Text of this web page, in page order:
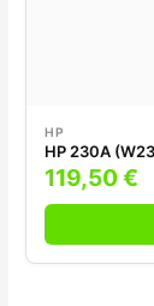
HP
HP 230A
119,50 €